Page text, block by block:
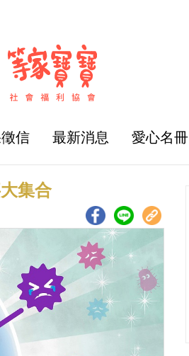
信 最新消息 愛心名冊
集合